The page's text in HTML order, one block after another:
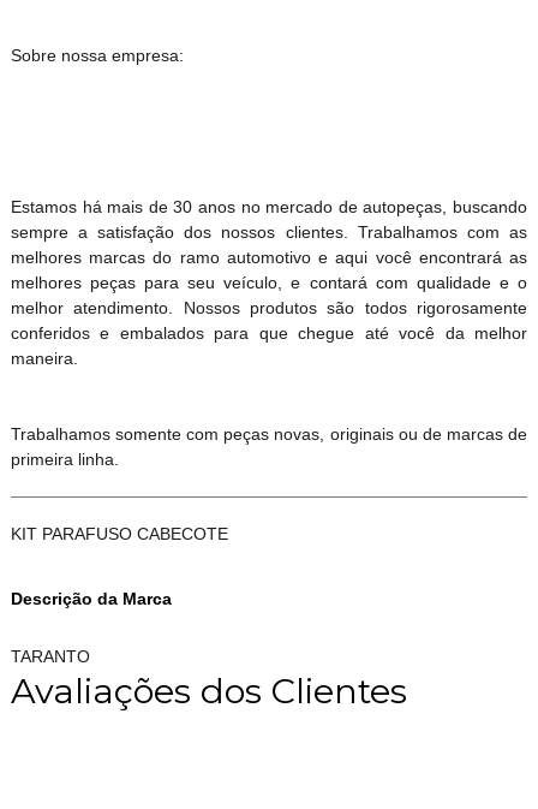
Sobre nossa empresa:
Estamos há mais de 30 anos no mercado de autopeças, buscando
sempre a satisfação dos nossos clientes. Trabalhamos com as
melhores marcas do ramo automotivo e aqui você encontrará as
melhores peças para seu veículo, e contará com qualidade e o
melhor atendimento. Nossos produtos são todos rigorosamente
conferidos e embalados para que chegue até você da melhor
maneira.
Trabalhamos somente com peças novas, originais ou de marcas de
primeira linha.
KIT PARAFUSO CABECOTE
Descrição da Marca
TARANTO
Avaliações dos Clientes